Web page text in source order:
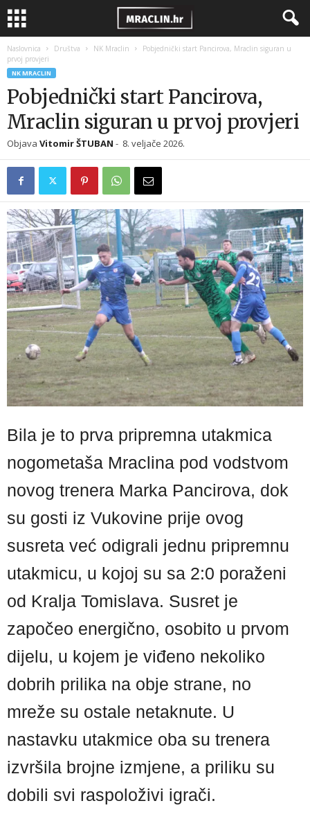
Naslovnica Društva NK Mraclin
Pobjednički start Pancirova, Mraclin siguran u
prvoj provjeri
NK MRACLIN
Pobjednički start Pancirova,
Mraclin siguran u prvoj provjeri
Objava Vitomir ŠTUBAN - 8. veljače 2026.
Bila je to prva pripremna utakmica
nogometaša Mraclina pod vodstvom
novog trenera Marka Pancirova, dok
su gosti iz Vukovine prije ovog
susreta već odigrali jednu pripremnu
utakmicu, u kojoj su sa 2:0 poraženi
od Kralja Tomislava. Susret je
započeo energično, osobito u prvom
dijelu, u kojem je viđeno nekoliko
dobrih prilika na obje strane, no
mreže su ostale netaknute. U
nastavku utakmice oba su trenera
izvršila brojne izmjene, a priliku su
dobili svi raspoloživi igrači.